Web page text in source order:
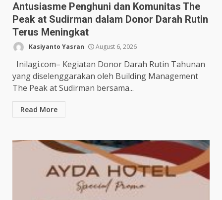
Antusiasme Penghuni dan Komunitas The
Peak at Sudirman dalam Donor Darah Rutin
Terus Meningkat
Kasiyanto Yasran August 6, 2026
Inilagi.com– Kegiatan Donor Darah Rutin Tahunan
yang diselenggarakan oleh Building Management
The Peak at Sudirman bersama...
Read More